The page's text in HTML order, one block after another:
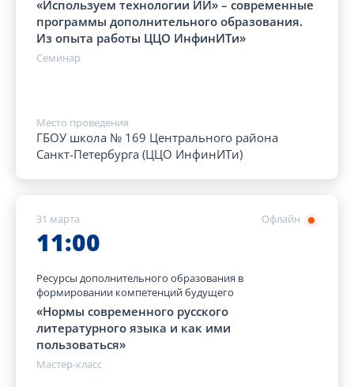
«Используем технологии ИИ» – современные
программы дополнительного образования.
Из опыта работы ЦЦО ИнфинИТи»
Семинар
Место проведения
ГБОУ школа № 169 Центрального района
Санкт-Петербурга (ЦЦО ИнфинИТи)
Офлайн
31 марта
11:00
Ресурсы дополнительного образования в
формировании компетенций будущего
«Нормы современного русского
литературного языка и как ими
пользоваться»
Мастер-класс